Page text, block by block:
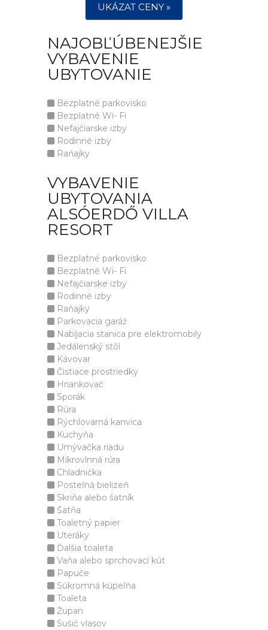
UKÁZAT CENY »
NAJOBĽÚBENEJŠIE
VYBAVENIE
UBYTOVANIE
Bezplatné parkovisko
Bezplatné Wi- Fi
Nefajčiarske izby
Rodinné izby
Raňajky
VYBAVENIE
UBYTOVANIA
ALSÓERDŐ VILLA
RESORT
Bezplatné parkovisko
Bezplatné Wi- Fi
Nefajčiarske izby
Rodinné izby
Raňajky
Parkovacia garáž
Nabíjacia stanica pre elektromobily
Jedálenský stôl
Kávovar
Čistiace prostriedky
Hriankovač
Sporák
Rúra
Rýchlovarná kanvica
Kuchyňa
Umývačka riadu
Mikrovlnná rúra
Chladnička
Posteľná bielizeň
Skriňa alebo šatník
Šatňa
Toaletný papier
Uteráky
Ďalšia toaleta
Vaňa alebo sprchovací kút
Papuče
Súkromná kúpeľňa
Toaleta
Župan
Sušič vlasov